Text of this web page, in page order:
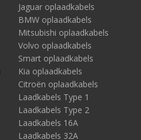
Jaguar oplaadkabels
BMW oplaadkabels
Mitsubishi oplaadkabels
Volvo oplaadkabels
Smart oplaadkabels
Kia oplaadkabels
Citroën oplaadkabels
Laadkabels Type 1
Laadkabels Type 2
Laadkabels 16A
Laadkabels 32A